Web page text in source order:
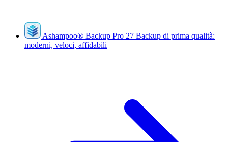
Ashampoo® Backup Pro 27 Backup di prima qualità:
moderni, veloci, affidabili